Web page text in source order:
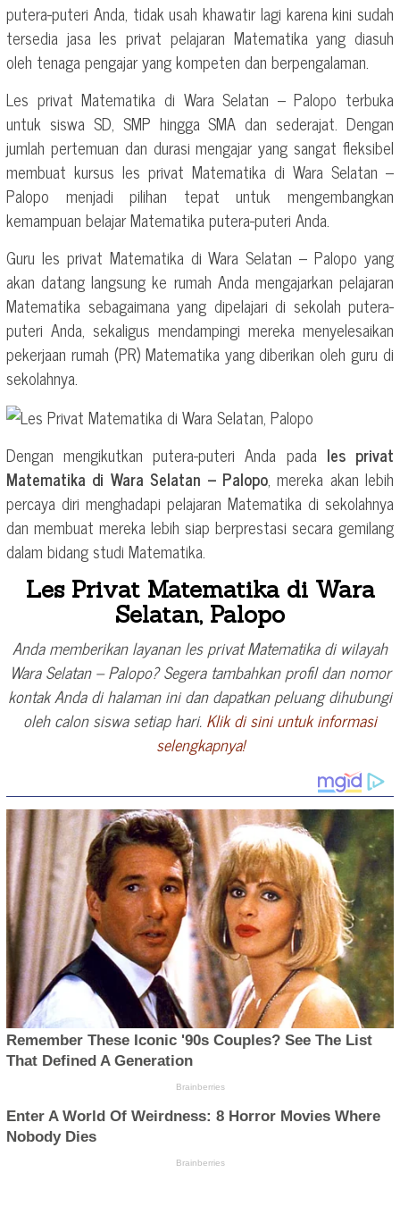
putera-puteri Anda, tidak usah khawatir lagi karena kini sudah
tersedia jasa les privat pelajaran Matematika yang diasuh
oleh tenaga pengajar yang kompeten dan berpengalaman.
Les privat Matematika di Wara Selatan – Palopo terbuka
untuk siswa SD, SMP hingga SMA dan sederajat. Dengan
jumlah pertemuan dan durasi mengajar yang sangat fleksibel
membuat kursus les privat Matematika di Wara Selatan –
Palopo menjadi pilihan tepat untuk mengembangkan
kemampuan belajar Matematika putera-puteri Anda.
Guru les privat Matematika di Wara Selatan – Palopo yang
akan datang langsung ke rumah Anda mengajarkan pelajaran
Matematika sebagaimana yang dipelajari di sekolah putera-
puteri Anda, sekaligus mendampingi mereka menyelesaikan
pekerjaan rumah (PR) Matematika yang diberikan oleh guru di
sekolahnya.
Dengan mengikutkan putera-puteri Anda pada les privat
Matematika di Wara Selatan – Palopo, mereka akan lebih
percaya diri menghadapi pelajaran Matematika di sekolahnya
dan membuat mereka lebih siap berprestasi secara gemilang
dalam bidang studi Matematika.
Les Privat Matematika di Wara
Selatan, Palopo
Anda memberikan layanan les privat Matematika di wilayah
Wara Selatan – Palopo? Segera tambahkan profil dan nomor
kontak Anda di halaman ini dan dapatkan peluang dihubungi
oleh calon siswa setiap hari. Klik di sini untuk informasi
selengkapnya!